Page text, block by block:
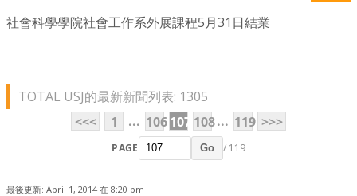
社會科學學院社會工作系外展課程5月31日結業
TOTAL USJ的最新新聞列表: 1305
<<<
1 ... 106107 108... 119 >>>
PAGE Go / 119
最後更新: April 1, 2014 在 8:20 pm